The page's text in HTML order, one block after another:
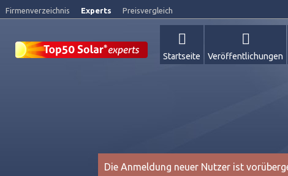
Firmenverzeichnis Experts Preisvergleich
Startseite Veröffentlichungen
Die Anmeldung neuer Nutzer ist